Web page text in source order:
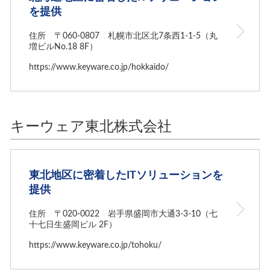
を提供
住所 〒060-0807 札幌市北区北7条西1-1-5（丸
増ビルNo.18 8F）
https://www.keyware.co.jp/hokkaido/
キーウェア東北株式会社
東北地区に密着したITソリューションを
提供
住所 〒020-0022 岩手県盛岡市大通3-3-10（七
十七日生盛岡ビル 2F）
https://www.keyware.co.jp/tohoku/